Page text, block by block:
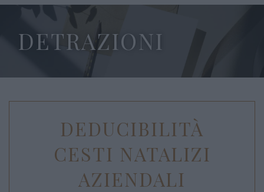
DETRAZIONI
DEDUCIBILITÀ
CESTI NATALIZI
AZIENDALI